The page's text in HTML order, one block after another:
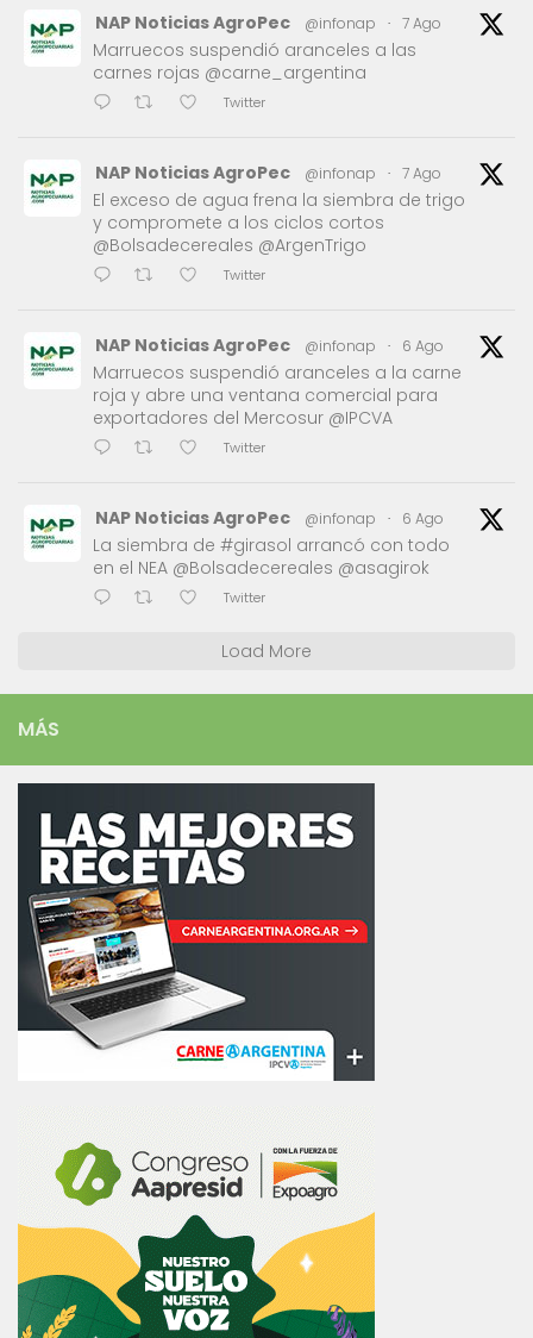
NAP Noticias AgroPec @infonap · 7 Ago
Marruecos suspendió aranceles a las
carnes rojas @carne_argentina
Twitter
NAP Noticias AgroPec @infonap · 7 Ago
El exceso de agua frena la siembra de trigo
y compromete a los ciclos cortos
@Bolsadecereales @ArgenTrigo
Twitter
NAP Noticias AgroPec @infonap · 6 Ago
Marruecos suspendió aranceles a la carne
roja y abre una ventana comercial para
exportadores del Mercosur @IPCVA
Twitter
NAP Noticias AgroPec @infonap · 6 Ago
La siembra de #girasol arrancó con todo
en el NEA @Bolsadecereales @asagirok
Twitter
Load More
MÁS